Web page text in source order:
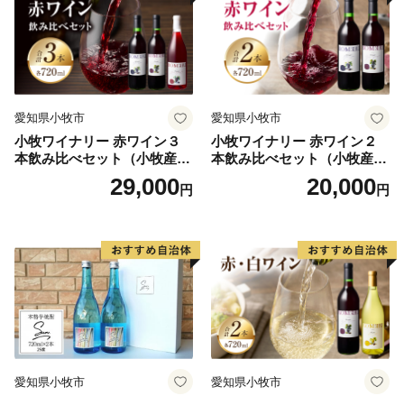
愛知県小牧市
小牧ワイナリー 赤ワイン３
本飲み比べセット（小牧産ぶ
どう100％使用）29,000円
愛知県小牧市
小牧ワイナリー 赤ワイン２
本飲み比べセット（小牧産ぶ
どう100％使用）20,000円
愛知県小牧市 愛知県小牧市